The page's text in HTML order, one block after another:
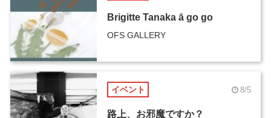
Brigitte Tanaka ā go go
OFS GALLERY
イベント 8/5
路上、お邪魔ですか？